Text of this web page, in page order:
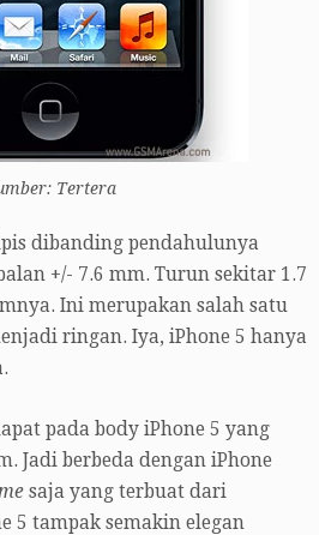
Tertera
dibanding pendahulunya
+/- 7.6 mm. Turun sekitar 1.7
Ini merupakan salah satu
ringan. Iya, iPhone 5 hanya
pada body iPhone 5 yang
Jadi berbeda dengan iPhone
saja yang terbuat dari
5 tampak semakin elegan